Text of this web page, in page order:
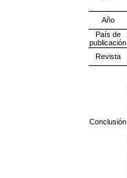
Año
País de
publicación
Revista
Conclusión